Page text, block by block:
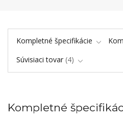
Kompletné špecifikácie
Súvisiaci tovar 4
Kompletné